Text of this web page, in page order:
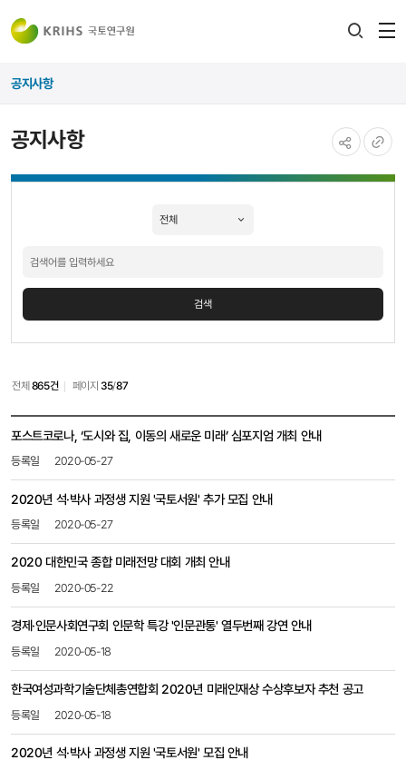
공지사항
공지사항
검색
전체 865건 페이지35/87
목록
-
번호,
제목,
첨부파일,
조회수
포스트코로나, ‘도시와 집, 이동의 새로운 미래’ 심포지엄 개최 안내​
2020-05-27
2020년 석·박사 과정생 지원 '국토서원' 추가 모집 안내
2020-05-27
2020 대한민국 종합 미래전망 대회 개최 안내
2020-05-22
경제·인문사회연구회 인문학 특강 '인문관통' 열두번째 강연 안내
2020-05-18
한국여성과학기술단체총연합회 2020년 미래인재상 수상후보자 추천 공고
2020-05-18
2020년 석·박사 과정생 지원 '국토서원' 모집 안내